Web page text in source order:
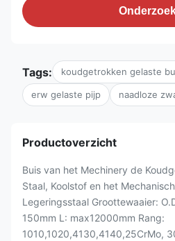
Tags: koudgetrokken gelaste
erw gelaste pijp naadloze
Productoverzicht
Buis van het Mechinery de
Staal, Koolstof en het
Legeringsstaal Groottewaaier:
150mm L: max12000mm Rang:
1010,1020,4130,4140,25CrMo,